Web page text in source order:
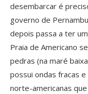
desembarcar é
governo de
depois passa a ter
Praia de Americano
pedras (na maré
possui ondas fracas
norte-americanas